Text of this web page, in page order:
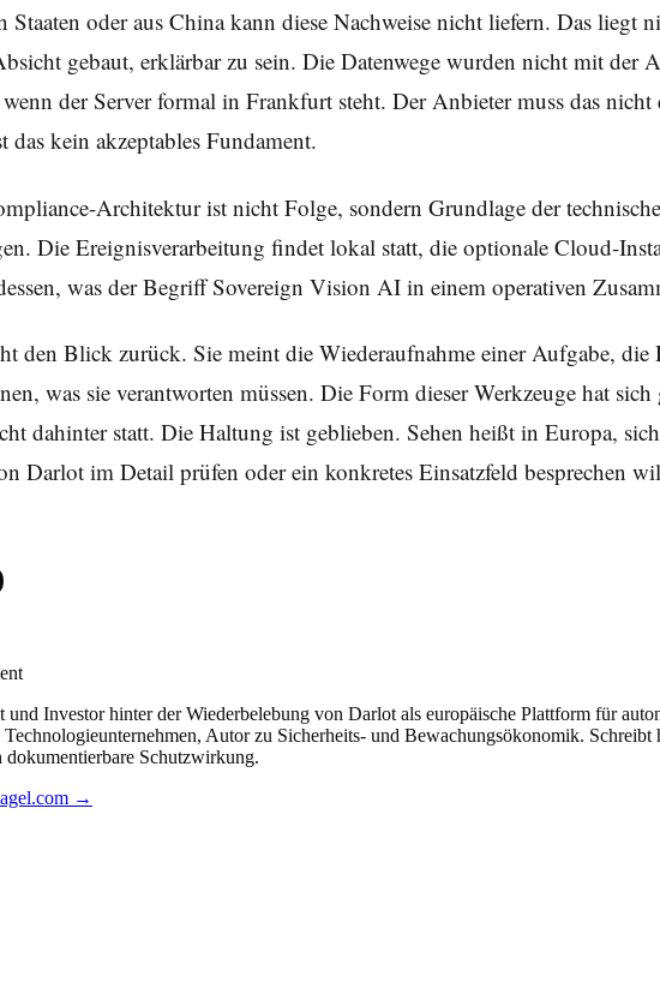
oder aus China kann diese Nachweise nicht liefern. Das liegt
gebaut, erklärbar zu sein. Die Datenwege wurden nicht mit der
der Server formal in Frankfurt steht. Der Anbieter muss das
das kein akzeptables Fundament.
Architektur ist nicht Folge, sondern Grundlage der
Die Ereignisverarbeitung findet lokal statt, die optionale Cloud-
was der Begriff Sovereign Vision AI in einem operativen
den Blick zurück. Sie meint die Wiederaufnahme einer Aufgabe,
was sie verantworten müssen. Die Form dieser Werkzeuge hat
dahinter statt. Die Haltung ist geblieben. Sehen heißt in Europa,
Darlot im Detail prüfen oder ein konkretes Einsatzfeld besprechen
Investor hinter der Wiederbelebung von Darlot als europäische Plattform für
Autor zu Sicherheits- und Bewachungs­ökonomik.
dokumentierbare Schutzwirkung.
→